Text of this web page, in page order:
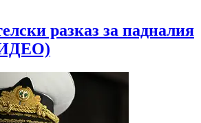
разказ за падналия